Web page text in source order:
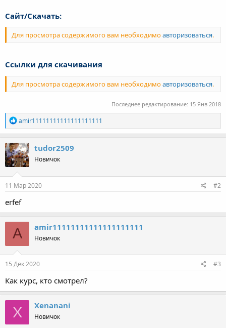
Сайт/Скачать:
Для просмотра содержимого вам необходимоавторизоваться.
Ссылки для скачивания
Для просмотра содержимого вам необходимоавторизоваться.
Последнее редактирование: 15 Янв 2018
Р
е
а
к
ц
и
и
:
amir11111111111111111111
tudor2509
Новичок
11 Мар 2020 #2
erfef
A amir11111111111111111111
Новичок
15 Дек 2020 #3
Как курс, кто смотрел?
X Xenanani
Новичок